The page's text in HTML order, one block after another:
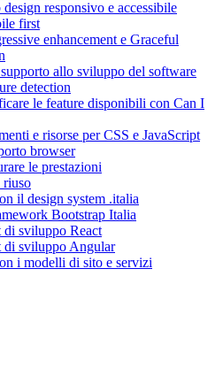
responsivo e accessibile
first
enhancement e Graceful
allo sviluppo del software
detection
le feature disponibili con Can I
e risorse per CSS e JavaScript
browser
le prestazioni
riuso
il design system .italia
Bootstrap Italia
sviluppo React
sviluppo Angular
i modelli di sito e servizi